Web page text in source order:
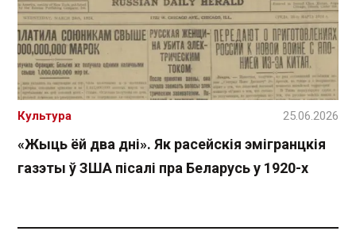
«Жыць ёй два дні». Як расейскія эмігранцкія
газэты ў ЗША пісалі пра Беларусь у 1920-х
Культура 25.06.2026